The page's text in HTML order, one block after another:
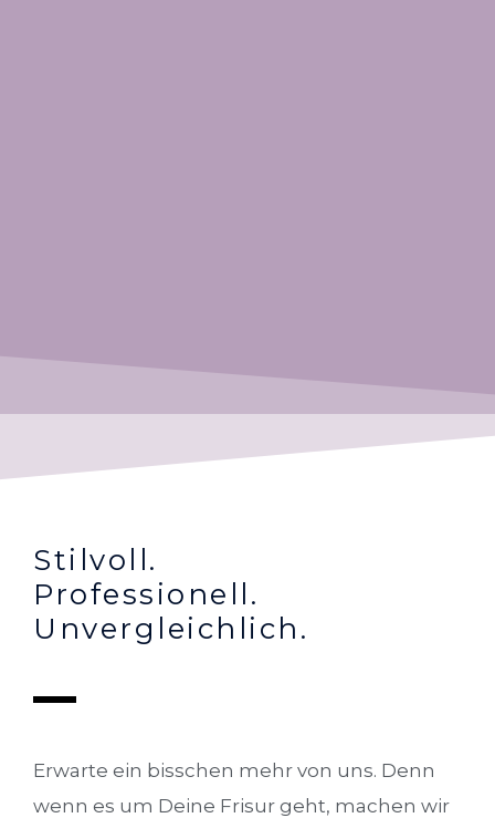
Stilvoll.
Professionell.
Unvergleichlich.
Erwarte ein bisschen mehr von uns. Denn
wenn es um Deine Frisur geht, machen wir